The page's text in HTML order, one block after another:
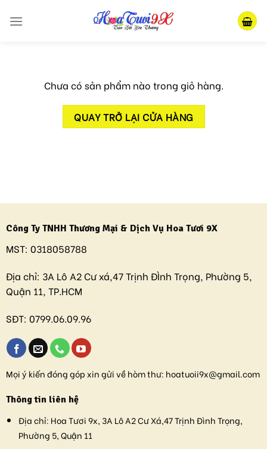
Chưa có sản phẩm nào trong giỏ hàng.
QUAY TRỞ LẠI CỬA HÀNG
Công Ty TNHH Thương Mại & Dịch Vụ Hoa Tươi 9X
MST: 0318058788
Địa chỉ: 3A Lô A2 Cư xá,47 Trịnh ĐÌnh Trọng, Phường 5,
Quận 11, TP.HCM
SĐT: 0799.06.09.96
Mọi ý kiến đóng góp xin gửi về hòm thư: hoatuoii9x@gmail.com
Thông tin liên hệ
Địa chỉ: Hoa Tươi 9x, 3A Lô A2 Cư Xá,47 Trịnh Đình Trọng,
Phường 5, Quận 11